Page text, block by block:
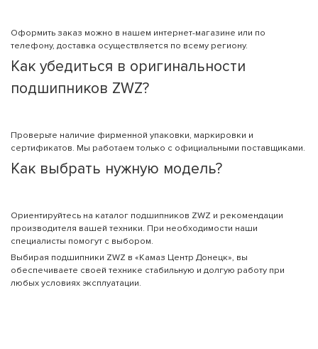
Оформить заказ можно в нашем интернет-магазине или по
телефону, доставка осуществляется по всему региону.
Как убедиться в оригинальности
подшипников ZWZ?
Проверьте наличие фирменной упаковки, маркировки и
сертификатов. Мы работаем только с официальными поставщиками.
Как выбрать нужную модель?
Ориентируйтесь на каталог подшипников ZWZ и рекомендации
производителя вашей техники. При необходимости наши
специалисты помогут с выбором.
Выбирая подшипники ZWZ в «Камаз Центр Донецк», вы
обеспечиваете своей технике стабильную и долгую работу при
любых условиях эксплуатации.